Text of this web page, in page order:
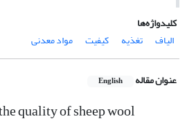
کلیدواژه‌ها
الیاف
تغذیه کیفیت مواد معدنی
عنوان مقاله English
quality of sheep wool